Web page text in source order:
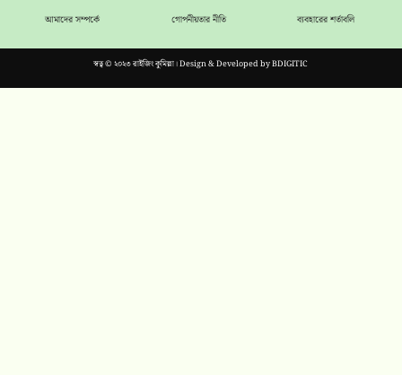
আমাদের সম্পর্কে গোপনীয়তার নীতি ব্যবহারের শর্তাবলি
স্বত্ব © ২০২৩ রাইজিং কুমিল্লা। Design & Developed byBDIGITIC